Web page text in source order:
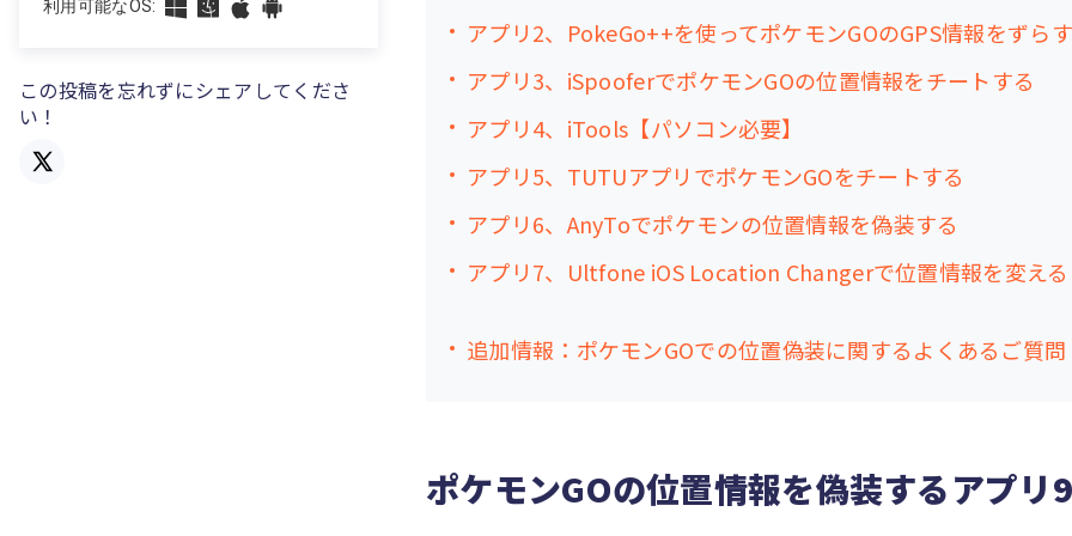
利用可能なOS:
この投稿を忘れずにシェアしてくださ
い！
アプリ2、PokeGo++を使ってポケモンGOのGPS情報をずらす
アプリ3、iSpooferでポケモンGOの位置情報をチートする
アプリ4、iTools【パソコン必要】
アプリ5、TUTUアプリでポケモンGOをチートする
アプリ6、AnyToでポケモンの位置情報を偽装する
アプリ7、Ultfone iOS Location Changerで位置情報を変える
追加情報：ポケモンGOでの位置偽装に関するよくあるご質問
ポケモンGOの位置情報を偽装するアプリ